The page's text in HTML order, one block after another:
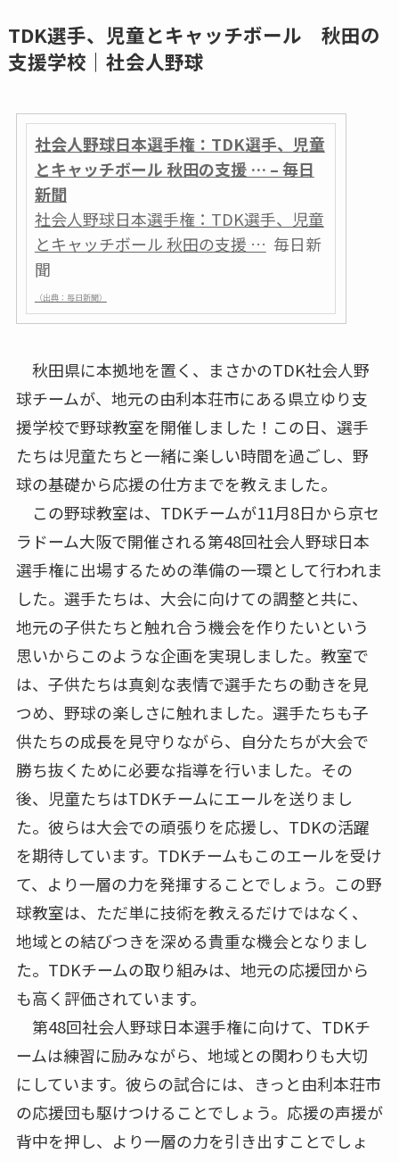
TDK選手、児童とキャッチボール 秋田の
支援学校｜社会人野球
社会人野球日本選手権：TDK選手、児童
とキャッチボール 秋田の支援 … – 毎日
新聞
社会人野球日本選手権：TDK選手、児童
とキャッチボール 秋田の支援 … 毎日新
聞
（出典：毎日新聞）
秋田県に本拠地を置く、まさかのTDK社会人野
球チームが、地元の由利本荘市にある県立ゆり支
援学校で野球教室を開催しました！この日、選手
たちは児童たちと一緒に楽しい時間を過ごし、野
球の基礎から応援の仕方までを教えました。
この野球教室は、TDKチームが11月8日から京セ
ラドーム大阪で開催される第48回社会人野球日本
選手権に出場するための準備の一環として行われま
した。選手たちは、大会に向けての調整と共に、
地元の子供たちと触れ合う機会を作りたいという
思いからこのような企画を実現しました。教室で
は、子供たちは真剣な表情で選手たちの動きを見
つめ、野球の楽しさに触れました。選手たちも子
供たちの成長を見守りながら、自分たちが大会で
勝ち抜くために必要な指導を行いました。その
後、児童たちはTDKチームにエールを送りまし
た。彼らは大会での頑張りを応援し、TDKの活躍
を期待しています。TDKチームもこのエールを受け
て、より一層の力を発揮することでしょう。この野
球教室は、ただ単に技術を教えるだけではなく、
地域との結びつきを深める貴重な機会となりまし
た。TDKチームの取り組みは、地元の応援団から
も高く評価されています。
第48回社会人野球日本選手権に向けて、TDKチ
ームは練習に励みながら、地域との関わりも大切
にしています。彼らの試合には、きっと由利本荘市
の応援団も駆けつけることでしょう。応援の声援が
背中を押し、より一層の力を引き出すことでしょ